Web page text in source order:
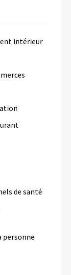
intérieur
de santé
personne